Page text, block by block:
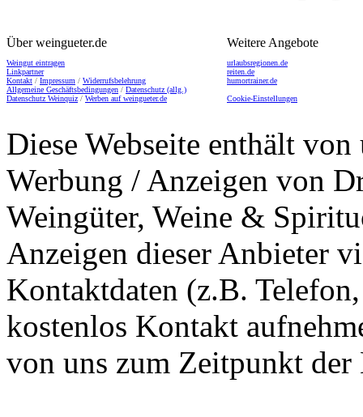
Über weingueter.de
Weingut eintragen
Linkpartner
Kontakt / Impressum / Widerrufsbelehrung
Allgemeine Geschäftsbedingungen / Datenschutz (allg.)
Datenschutz Weinquiz / Werben auf weingueter.de
Weitere Angebote
urlaubsregionen.de
reiten.de
humortrainer.de
Cookie-Einstellungen
Diese Webseite enthält
Werbung / Anzeigen von
Weingüter, Weine &
Anzeigen dieser Anbieter
Kontaktdaten (z.B.
kostenlos Kontakt
von uns zum Zeitpunkt